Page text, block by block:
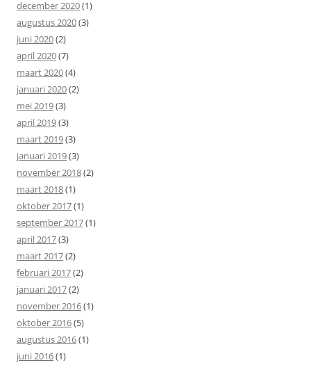
december 2020(1)
augustus 2020(3)
juni 2020(2)
april 2020(7)
maart 2020(4)
januari 2020(2)
mei 2019(3)
april 2019(3)
maart 2019(3)
januari 2019(3)
november 2018(2)
maart 2018(1)
oktober 2017(1)
september 2017(1)
april 2017(3)
maart 2017(2)
februari 2017(2)
januari 2017(2)
november 2016(1)
oktober 2016(5)
augustus 2016(1)
juni 2016(1)